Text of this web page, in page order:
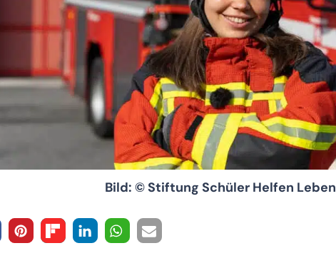
Bild: © Stiftung Schüler Helfen Leben